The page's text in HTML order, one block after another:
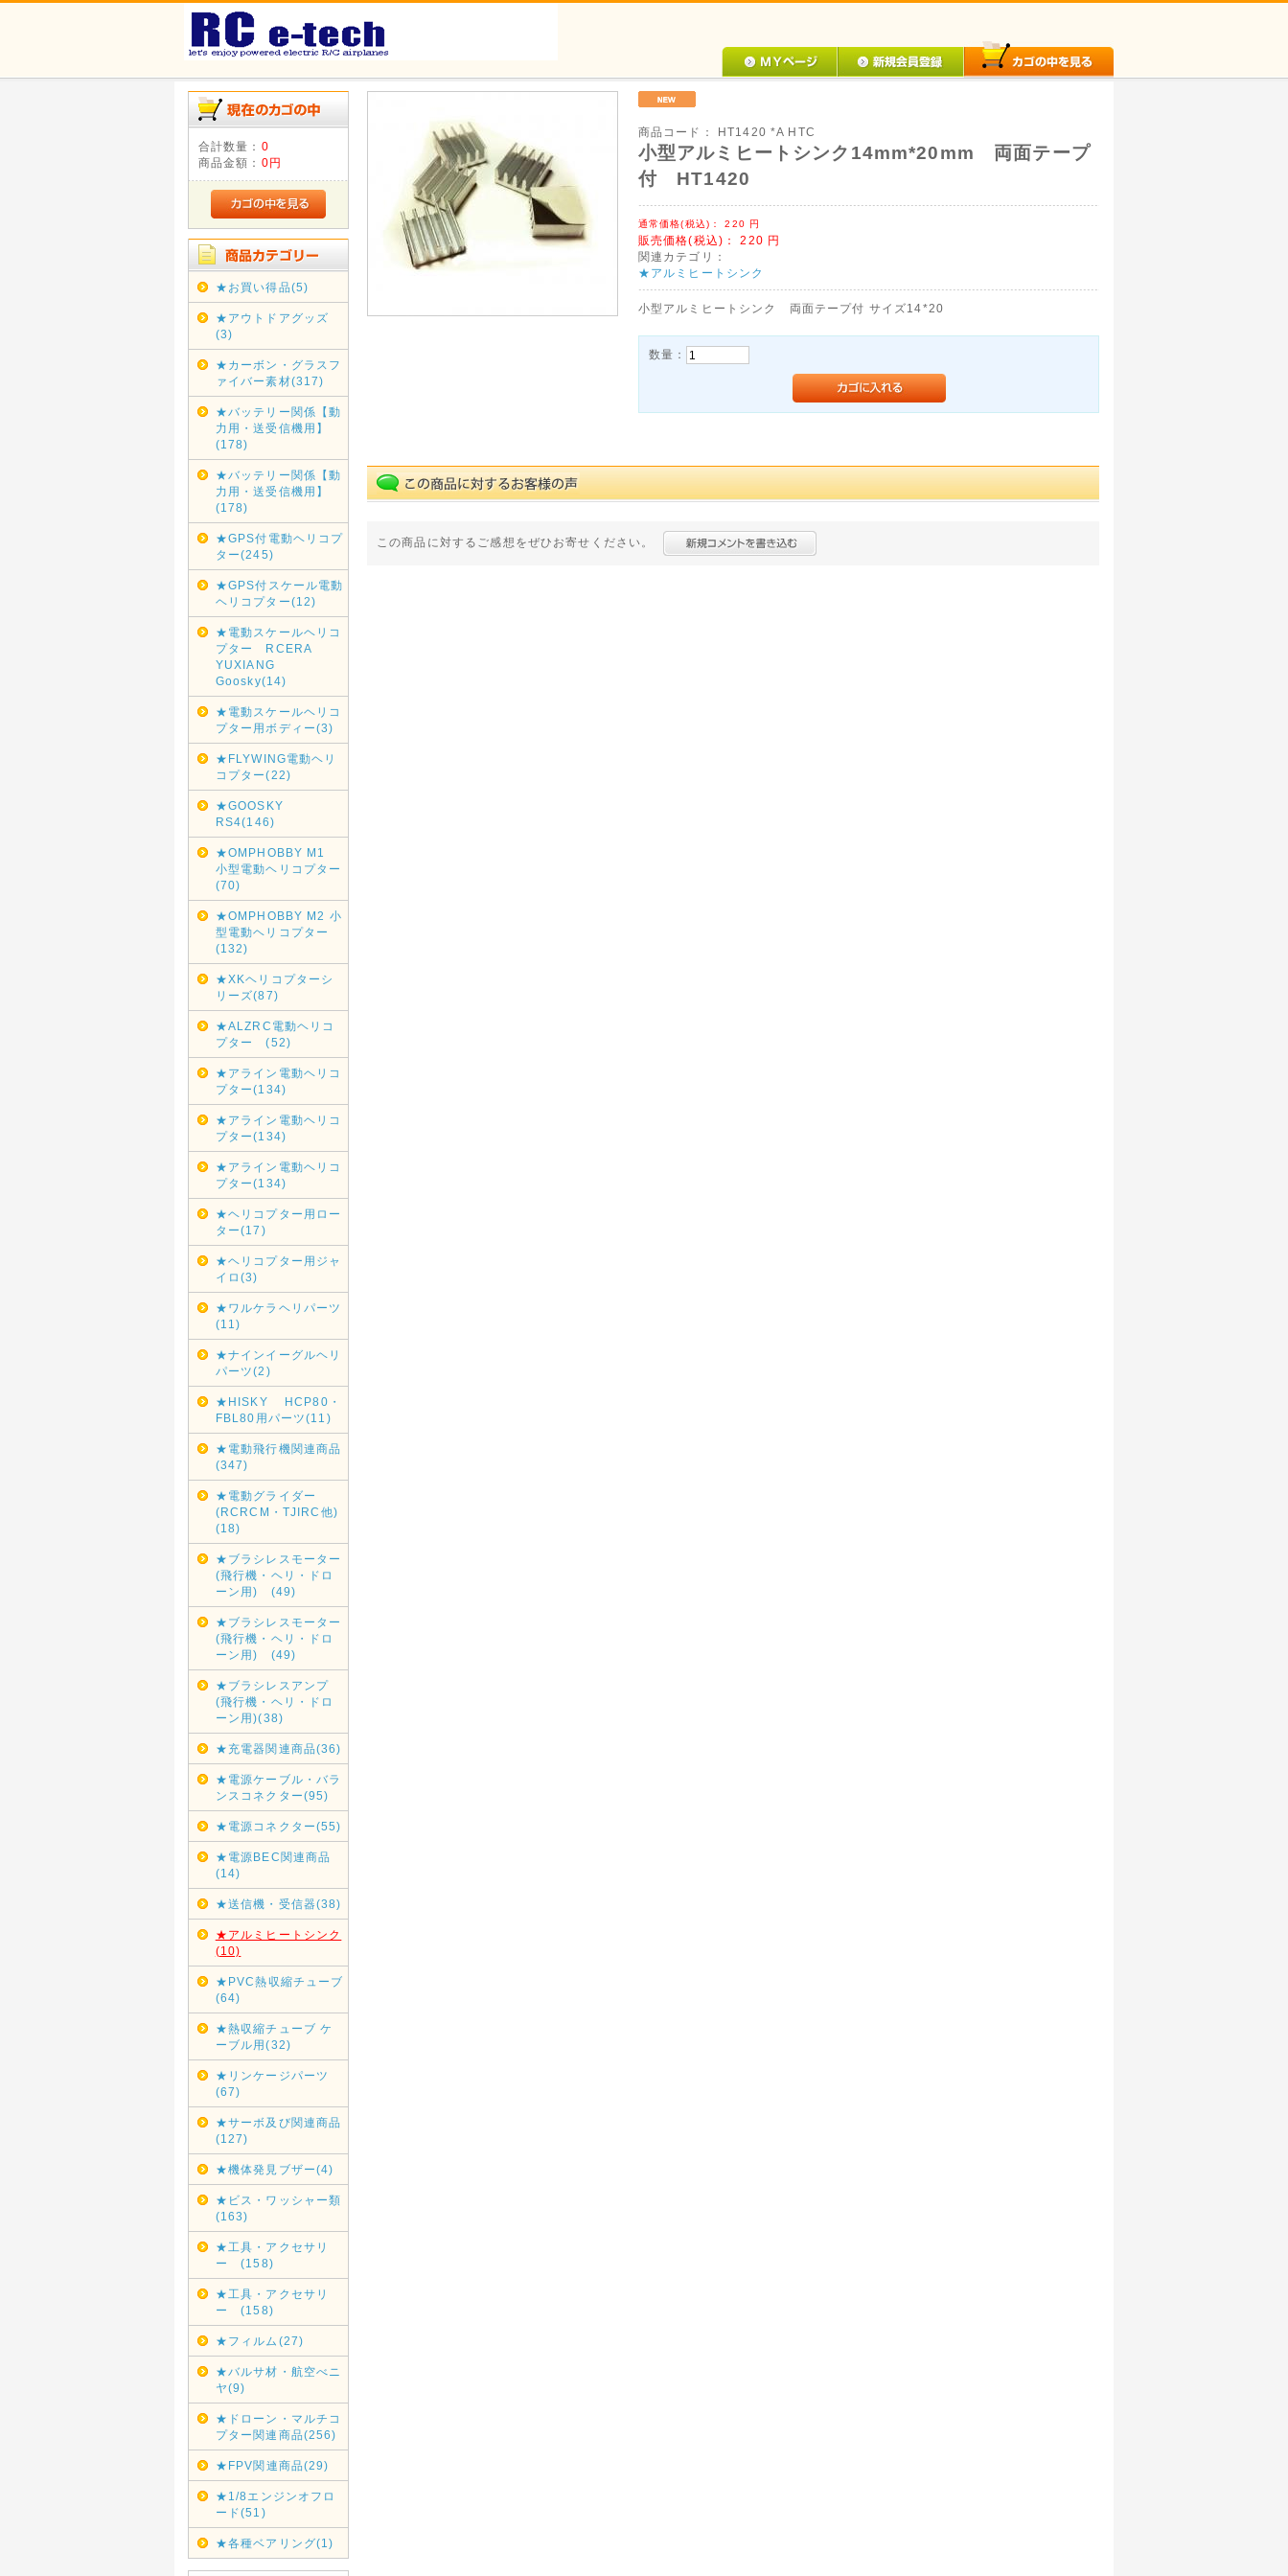
合計数量： 0
商品金額： 0円
★お買い得品(5)
★アウトドアグッズ
(3)
★カーボン・グラスフ
ァイバー素材(317)
★バッテリー関係【動
力用・送受信機用】
(178)
★バッテリー関係【動
力用・送受信機用】
(178)
★GPS付電動ヘリコプ
ター(245)
★GPS付スケール電動
ヘリコプター(12)
★電動スケールヘリコ
プター RCERA
YUXIANG
Goosky(14)
★電動スケールヘリコ
プター用ボディー(3)
★FLYWING電動ヘリ
コプター(22)
★GOOSKY
RS4(146)
★OMPHOBBY M1
小型電動ヘリコプター
(70)
★OMPHOBBY M2 小
型電動ヘリコプター
(132)
★XKヘリコプターシ
リーズ(87)
★ALZRC電動ヘリコ
プター (52)
★アライン電動ヘリコ
プター(134)
★アライン電動ヘリコ
プター(134)
★アライン電動ヘリコ
プター(134)
★ヘリコプター用ロー
ター(17)
★ヘリコプター用ジャ
イロ(3)
★ワルケラヘリパーツ
(11)
★ナインイーグルヘリ
パーツ(2)
★HISKY HCP80・
FBL80用パーツ(11)
★電動飛行機関連商品
(347)
★電動グライダー
(RCRCM・TJIRC他)
(18)
★ブラシレスモーター
(飛行機・ヘリ・ドロ
ーン用) (49)
★ブラシレスモーター
(飛行機・ヘリ・ドロ
ーン用) (49)
★ブラシレスアンプ
(飛行機・ヘリ・ドロ
ーン用)(38)
★充電器関連商品(36)
★電源ケーブル・バラ
ンスコネクター(95)
★電源コネクター(55)
★電源BEC関連商品
(14)
★送信機・受信器(38)
★アルミヒートシンク
(10)
★PVC熱収縮チューブ
(64)
★熱収縮チューブ ケ
ーブル用(32)
★リンケージパーツ
(67)
★サーボ及び関連商品
(127)
★機体発見ブザー(4)
★ビス・ワッシャー類
(163)
★工具・アクセサリ
ー (158)
★工具・アクセサリ
ー (158)
★フィルム(27)
★バルサ材・航空べニ
ヤ(9)
★ドローン・マルチコ
プター関連商品(256)
★FPV関連商品(29)
★1/8エンジンオフロ
ード(51)
★各種ベアリング(1)
商品コード： HT1420 *A HTC
小型アルミヒートシンク14mm*20mm 両面テープ
付 HT1420
通常価格(税込)：220 円
販売価格(税込)：220 円
関連カテゴリ：
★アルミヒートシンク
小型アルミヒートシンク 両面テープ付 サイズ14*20
数量：
この商品に対するご感想をぜひお寄せください。